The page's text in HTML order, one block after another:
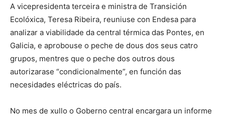
A vicepresidenta terceira e ministra de Transición
Ecolóxica, Teresa Ribeira, reuniuse con Endesa para
analizar a viabilidade da central térmica das Pontes, en
Galicia, e aprobouse o peche de dous dos seus catro
grupos, mentres que o peche dos outros dous
autorizarase “condicionalmente”, en función das
necesidades eléctricas do país.
No mes de xullo o Goberno central encargara un informe